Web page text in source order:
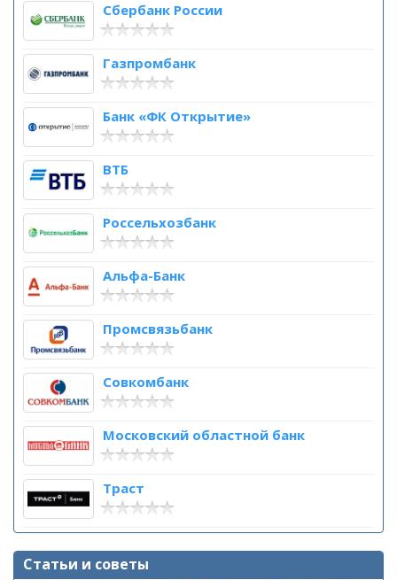
Сбербанк России
Газпромбанк
Банк «ФК Открытие»
ВТБ
Россельхозбанк
Альфа-Банк
Промсвязьбанк
Совкомбанк
Московский областной банк
Траст
Статьи и советы